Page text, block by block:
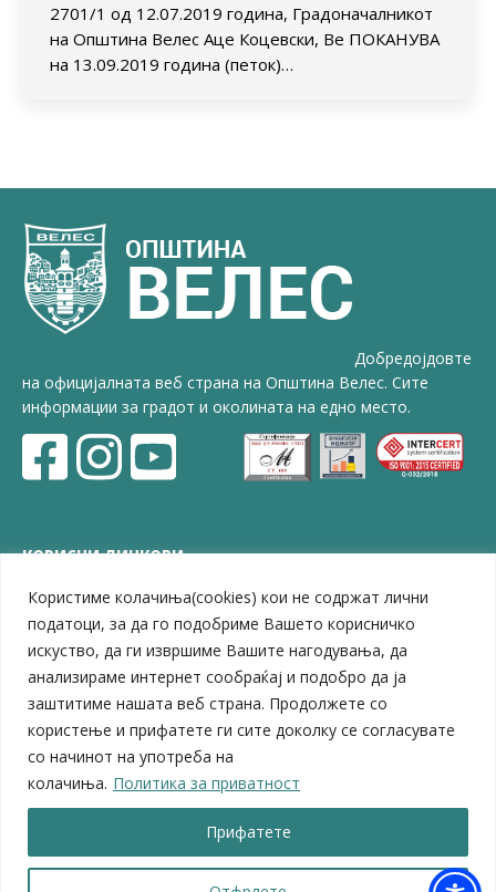
Користиме колачиња(cookies) кои не содржат лични
податоци, за да го подобриме Вашето корисничко
искуство, да ги извршиме Вашите нагодувања, да
анализираме интернет сообраќај и подобро да ја
заштитиме нашата веб страна. Продолжете со
користење и прифатете ги сите доколку се согласувате
со начинот на употреба на
колачиња. Политика за приватност
Прифатете
2701/1 од 12.07.2019 година, Градоначалникот
на Општина Велес Аце Коцевски, Ве ПОКАНУВА
на 13.09.2019 година (петок)…
Добредојдовте
на официјалната веб страна на Општина Велес. Сите
информации за градот и околината на едно место.
КОРИСНИ ЛИНКОВИ
ЗЕЛС – Заедница на единиците на локална самоуправа
Центар за развој на Вардарски плански регион
Јавно комунално претпријатие „Дервен“
ЈПССО „Парк – спорт и паркинзи“
ЛБ „Гоце Делчев“
ЛУ „Народен Музеј“
Влада на Република Северна Македонија
Собрание на Република Северна Македонија
Министерство за финансии
Министерство за транспорт
Министерство за локална самоуправа
Министерство за дигитална трансформација